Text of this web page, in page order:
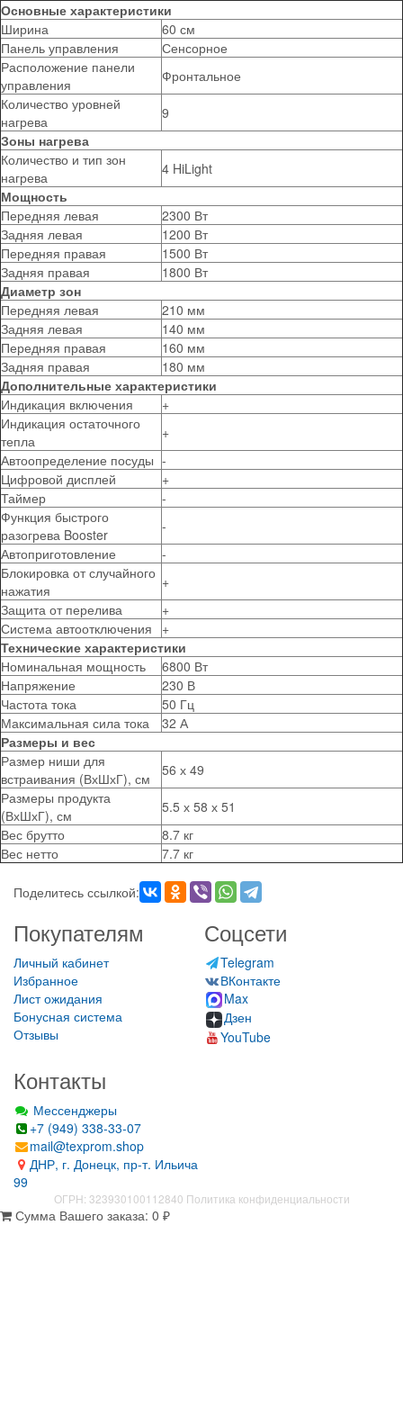
Основные характеристики
Ширина
60 см
Панель управления
Сенсорное
Расположение панели
управления
Фронтальное
Количество уровней
нагрева
9
Зоны нагрева
Количество и тип зон
нагрева
4 HiLight
Мощность
Передняя левая
2300 Вт
Задняя левая
1200 Вт
Передняя правая
1500 Вт
Задняя правая
1800 Вт
Диаметр зон
Передняя левая
210 мм
Задняя левая
140 мм
Передняя правая
160 мм
Задняя правая
180 мм
Дополнительные характеристики
Индикация включения
+
Индикация остаточного
тепла
+
Автоопределение посуды -
Цифровой дисплей
+
Таймер
-
Функция быстрого
разогрева Booster
-
Автоприготовление
-
Блокировка от случайного
нажатия
+
Защита от перелива
+
Система автоотключения
+
Технические характеристики
Номинальная мощность
6800 Вт
Напряжение
230 В
Частота тока
50 Гц
Максимальная сила тока
32 А
Размеры и вес
Размер ниши для
встраивания (ВхШхГ), см
56 х 49
Размеры продукта
(ВхШхГ), см
5.5 х 58 х 51
Вес брутто
8.7 кг
Вес нетто
7.7 кг
Поделитесь ссылкой:
Покупателям
Личный кабинет
Избранное
Лист ожидания
Бонусная система
Отзывы
Соцсети
Telegram
ВКонтакте
Max
Дзен
YouTube
Контакты
Мессенджеры
+7 (949) 338-33-07
mail@texprom.shop
ДНР, г. Донецк, пр-т. Ильича
99
ОГРН: 323930100112840 Политика конфиденциальности
Сумма Вашего заказа: 0 ₽